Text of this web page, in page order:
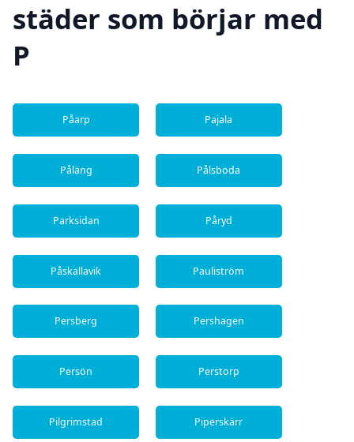
städer som börjar med
P
Påarp Pajala
Påläng Pålsboda
Parksidan Påryd
Påskallavik Pauliström
Persberg Pershagen
Persön Perstorp
Pilgrimstad Piperskärr